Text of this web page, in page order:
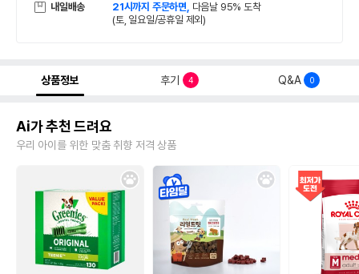
내일배송 21시까지 주문하면, 다음날 95% 도착
(토, 일요일/공휴일 제외)
상품정보 후기 4 Q&A 0
Ai가 추천 드려요
우리 아이를 위한 맞춤 취향 저격 상품